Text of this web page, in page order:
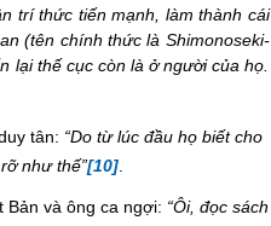
trí thức tiến mạnh, làm thành cái
(tên chính thức là Shimonoseki-
lại thế cục còn là ở người của họ.
tân: “Do từ lúc đầu họ biết cho
như thế”[10]
Bản và ông ca ngợi: “Ôi, đọc sách